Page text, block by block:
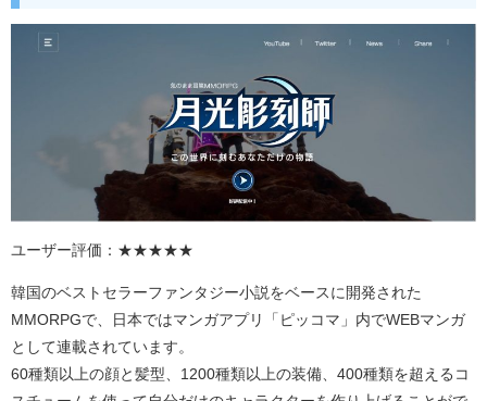
ユーザー評価：★★★★★
韓国のベストセラーファンタジー小説をベースに開発された
MMORPGで、日本ではマンガアプリ「ピッコマ」内でWEBマンガ
として連載されています。
60種類以上の顔と髪型、 1200種類以上の装備、 400種類を超えるコ